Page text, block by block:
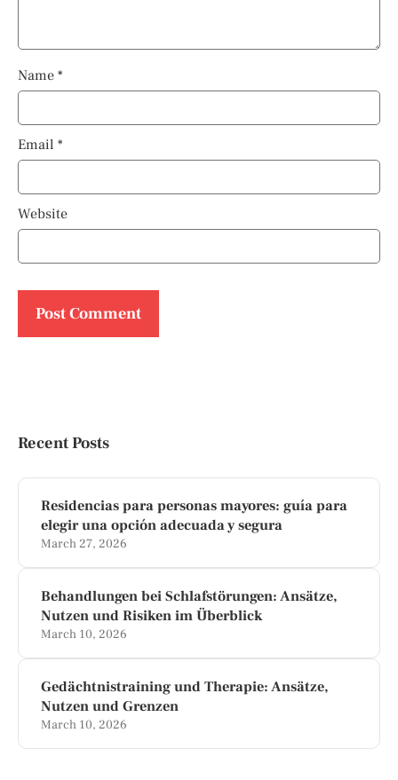
Name *
Email *
Website
Recent Posts
Residencias para personas mayores: guía para
elegir una opción adecuada y segura
March 27, 2026
Behandlungen bei Schlafstörungen: Ansätze,
Nutzen und Risiken im Überblick
March 10, 2026
Gedächtnistraining und Therapie: Ansätze,
Nutzen und Grenzen
March 10, 2026